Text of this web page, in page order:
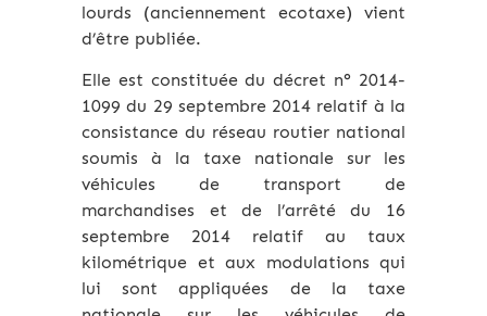
lourds (anciennement ecotaxe) vient
d’être publiée.
Elle est constituée du décret n° 2014-
1099 du 29 septembre 2014 relatif à la
consistance du réseau routier national
soumis à la taxe nationale sur les
véhicules de transport de
marchandises et de l’arrêté du 16
septembre 2014 relatif au taux
kilométrique et aux modulations qui
lui sont appliquées de la taxe